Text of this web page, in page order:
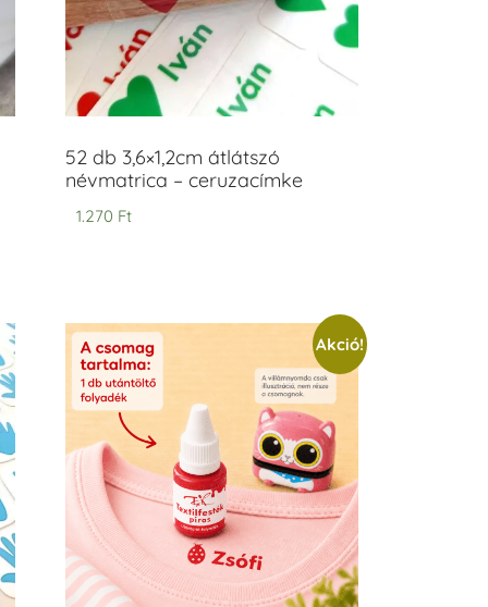
52 db 3,6×1,2cm átlátszó
névmatrica – ceruzacímke
1.270 Ft
Akció!